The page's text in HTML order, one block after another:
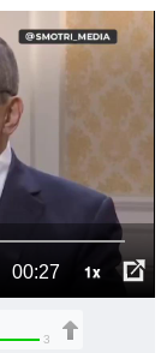
00:27 1x
3